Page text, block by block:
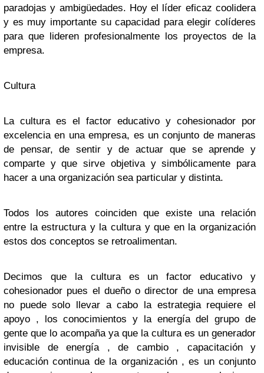
paradojas y ambigüedades. Hoy el líder eficaz coolidera
y es muy importante su capacidad para elegir colíderes
para que lideren profesionalmente los proyectos de la
empresa.
Cultura
La cultura es el factor educativo y cohesionador por
excelencia en una empresa, es un conjunto de maneras
de pensar, de sentir y de actuar que se aprende y
comparte y que sirve objetiva y simbólicamente para
hacer a una organización sea particular y distinta.
Todos los autores coinciden que existe una relación
entre la estructura y la cultura y que en la organización
estos dos conceptos se retroalimentan.
Decimos que la cultura es un factor educativo y
cohesionador pues el dueño o director de una empresa
no puede solo llevar a cabo la estrategia requiere el
apoyo , los conocimientos y la energía del grupo de
gente que lo acompaña ya que la cultura es un generador
invisible de energía , de cambio , capacitación y
educación continua de la organización , es un conjunto